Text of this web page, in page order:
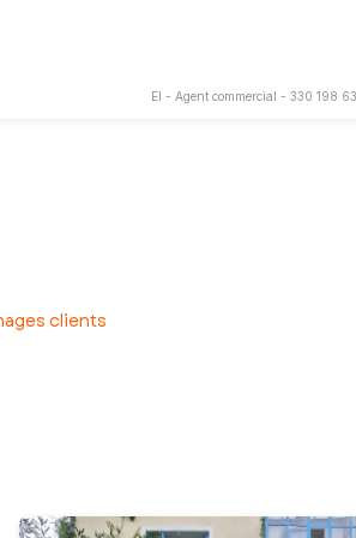
EI - Agent commercial - 330 198
immobilière se déroule en toute
années, j’en fait partie.
clients